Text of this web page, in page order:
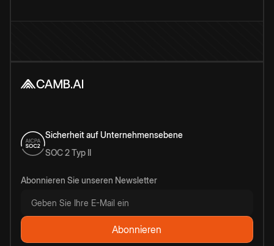
Sicherheit auf Unternehmensebene
SOC 2 Typ II
Abonnieren Sie unseren Newsletter